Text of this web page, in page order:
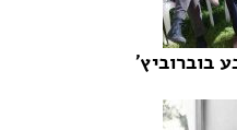
בוברוביץ'